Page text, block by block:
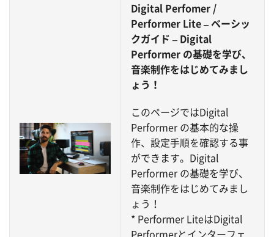
Digital Perfomer /
Performer Lite – ベーシッ
クガイド – Digital
Performer の基礎を学び、
音楽制作をはじめてみまし
ょう！
このページではDigital
Performer の基本的な操
作、設定手順を確認する事
ができます。Digital
Performer の基礎を学び、
音楽制作をはじめてみまし
ょう！
* Performer LiteはDigital
Performerとインターフェ